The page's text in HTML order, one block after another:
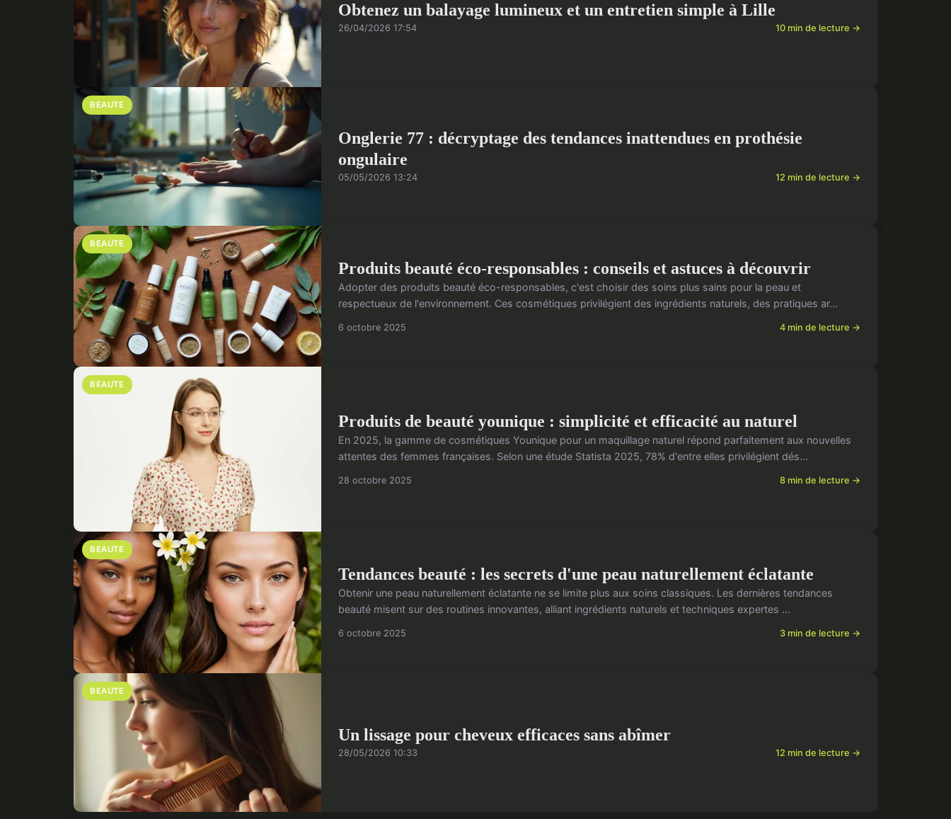
Obtenez un balayage lumineux et un entretien simple à Lille
26/04/2026 17:54 10 min de lecture →
BEAUTE
Onglerie 77 : décryptage des tendances inattendues en prothésie
ongulaire
05/05/2026 13:24 12 min de lecture →
BEAUTE
Produits beauté éco-responsables : conseils et astuces à découvrir
Adopter des produits beauté éco-responsables, c'est choisir des soins plus sains pour la peau et
respectueux de l'environnement. Ces cosmétiques privilégient des ingrédients naturels, des pratiques ar...
6 octobre 2025 4 min de lecture →
BEAUTE
Produits de beauté younique : simplicité et efficacité au naturel
En 2025, la gamme de cosmétiques Younique pour un maquillage naturel répond parfaitement aux nouvelles
attentes des femmes françaises. Selon une étude Statista 2025, 78% d'entre elles privilégient dés...
28 octobre 2025 8 min de lecture →
BEAUTE
Tendances beauté : les secrets d'une peau naturellement éclatante
Obtenir une peau naturellement éclatante ne se limite plus aux soins classiques. Les dernières tendances
beauté misent sur des routines innovantes, alliant ingrédients naturels et techniques expertes ...
6 octobre 2025 3 min de lecture →
BEAUTE
Un lissage pour cheveux efficaces sans abîmer
28/05/2026 10:33 12 min de lecture →